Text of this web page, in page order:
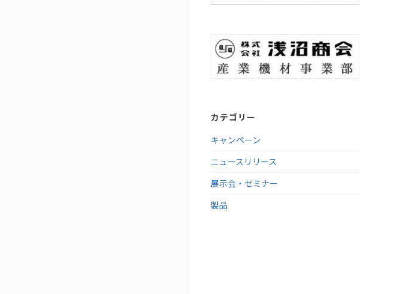
カテゴリー
キャンペーン
ニュースリリース
展示会・セミナー
製品